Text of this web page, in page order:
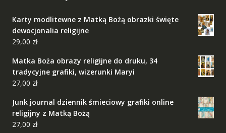
Karty modlitewne z Matką Bożą obrazki święte
dewocjonalia religijne
29,00 zł
Matka Boża obrazy religijne do druku, 34
tradycyjne grafiki, wizerunki Maryi
27,00 zł
Junk journal dziennik śmieciowy grafiki online
religijny z Matką Bożą
27,00 zł